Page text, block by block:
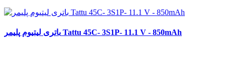
باتری لیتیوم پلیمر Tattu 45C- 3S1P- 11.1 V - 850mAh